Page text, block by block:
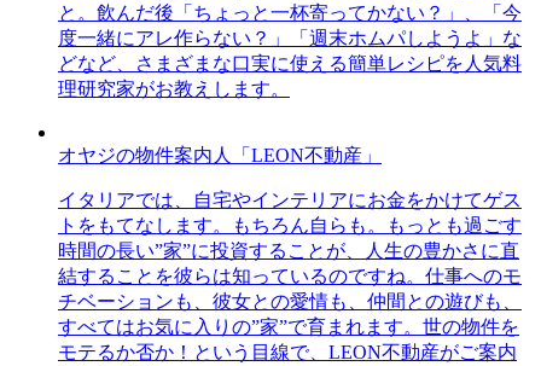
と。飲んだ後「ちょっと一杯寄ってかない？」、「今
度一緒にアレ作らない？」「週末ホムパしようよ」な
どなど、さまざまな口実に使える簡単レシピを人気料
理研究家がお教えします。
オヤジの物件案内人「LEON不動産」
イタリアでは、自宅やインテリアにお金をかけてゲス
トをもてなします。もちろん自らも。もっとも過ごす
時間の長い”家”に投資することが、人生の豊かさに直
結することを彼らは知っているのですね。仕事へのモ
チベーションも、彼女との愛情も、仲間との遊びも、
すべてはお気に入りの”家”で育まれます。世の物件を
モテるか否か！という目線で、LEON不動産がご案内